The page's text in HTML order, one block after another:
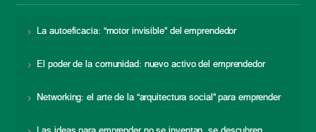
La autoeficacia: “motor invisible” del emprendedor
El poder de la comunidad: nuevo activo del emprendedor
Networking: el arte de la “arquitectura social” para emprender